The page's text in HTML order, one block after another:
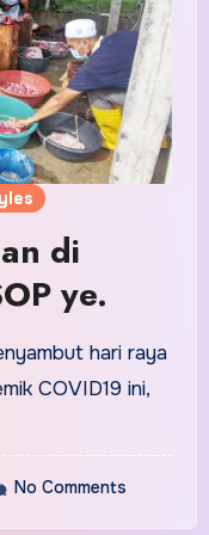
di
ye.
hari raya
COVID19 ini,
No Comments